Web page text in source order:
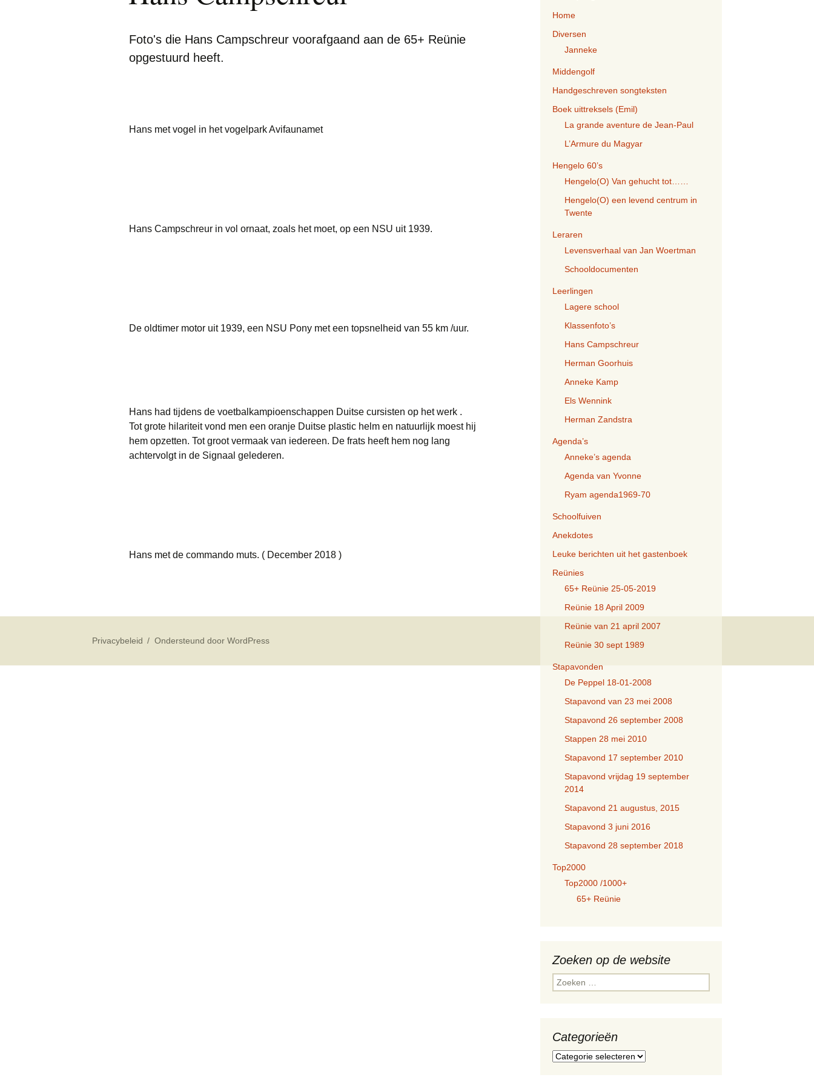
Anneke Kamp
september 2010
september 2014
2015
Stapavond 28
Foto's die Hans Campschreur voorafgaand aan de 65+ Reünie
opgestuurd heeft.
Hans met vogel in het vogelpark Avifaunamet
Hans Campschreur in vol ornaat, zoals het moet, op een NSU uit 1939.
De oldtimer motor uit 1939, een NSU Pony met een topsnelheid van 55 km /uur.
Hans had tijdens de voetbalkampioenschappen Duitse cursisten op het werk .
Tot grote hilariteit vond men een oranje Duitse plastic helm en natuurlijk moest hij
hem opzetten. Tot groot vermaak van iedereen. De frats heeft hem nog lang
achtervolgt in de Signaal gelederen.
Hans met de commando muts. ( December 2018 )
Home
Diversen
Janneke
Middengolf
Handgeschreven songteksten
Boek uittreksels (Emil)
La grande aventure de Jean-Paul
L’Armure du Magyar
Hengelo 60’s
Hengelo(O) Van gehucht tot……
Hengelo(O) een levend centrum in
Twente
Leraren
Levensverhaal van Jan Woertman
Schooldocumenten
Leerlingen
Lagere school
Klassenfoto’s
Hans Campschreur
Herman Goorhuis
Anneke Kamp
Els Wennink
Herman Zandstra
Agenda’s
Anneke’s agenda
Agenda van Yvonne
Ryam agenda1969-70
Schoolfuiven
Anekdotes
Leuke berichten uit het gastenboek
Reünies
65+ Reünie 25-05-2019
Reünie 18 April 2009
Reünie van 21 april 2007
Reünie 30 sept 1989
Stapavonden
De Peppel 18-01-2008
Stapavond van 23 mei 2008
Stapavond 26 september 2008
Stappen 28 mei 2010
Stapavond 17 september 2010
Stapavond vrijdag 19 september
2014
Stapavond 21 augustus, 2015
Stapavond 3 juni 2016
Stapavond 28 september 2018
Top2000
Top2000 /1000+
65+ Reünie
Zoeken op de website
Zoeken
naar:
Categorieën
Categorieën
Privacybeleid Ondersteund door WordPress